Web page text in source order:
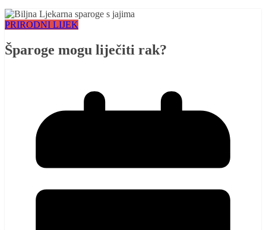
PRIRODNI LIJEK
Šparoge mogu liječiti rak?